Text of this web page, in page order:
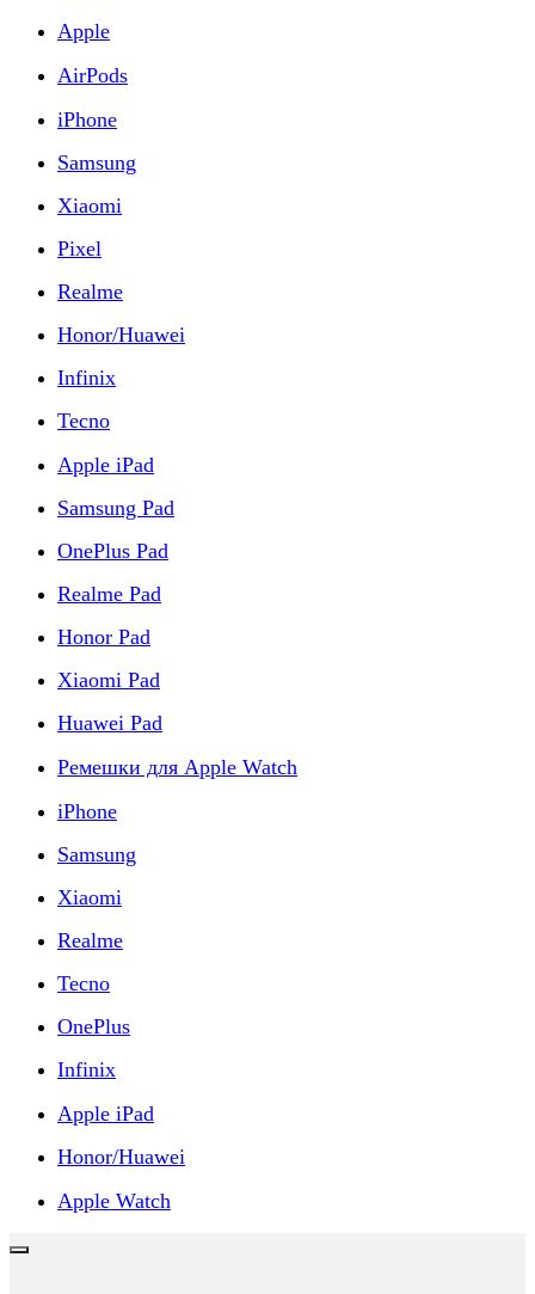
Apple
AirPods
iPhone
Samsung
Xiaomi
Pixel
Realme
Honor/Huawei
Infinix
Tecno
Apple iPad
Samsung Pad
OnePlus Pad
Realme Pad
Honor Pad
Xiaomi Pad
Huawei Pad
Ремешки для Apple Watch
iPhone
Samsung
Xiaomi
Realme
Tecno
OnePlus
Infinix
Apple iPad
Honor/Huawei
Apple Watch